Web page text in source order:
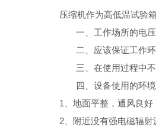
压缩机作为高低温试验
一、工作场所的电压
二、应该保证工作环
三、在使用过程中不
四、设备使用的环境
1、地面平整，通风良
2、附近没有强电磁辐射